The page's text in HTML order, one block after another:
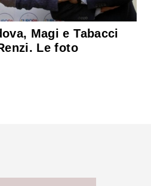
Magi e Tabacci
Le foto